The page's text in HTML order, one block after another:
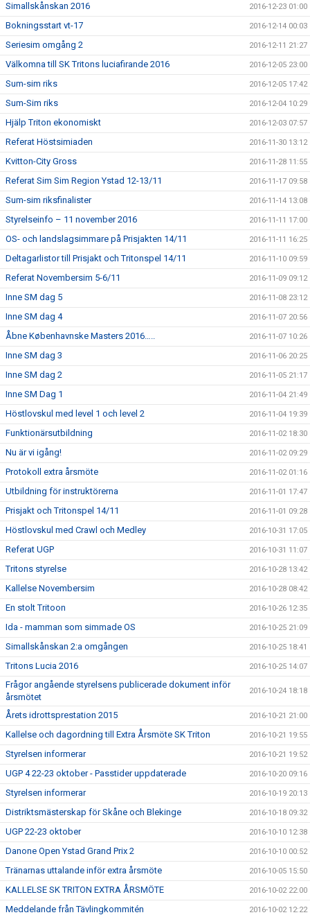
Simallskånskan 2016 2016-12-23 01:00
Bokningsstart vt-17 2016-12-14 00:03
Seriesim omgång 2 2016-12-11 21:27
Välkomna till SK Tritons luciafirande 2016 2016-12-05 23:00
Sum-sim riks 2016-12-05 17:42
Sum-Sim riks 2016-12-04 10:29
Hjälp Triton ekonomiskt 2016-12-03 07:57
Referat Höstsimiaden 2016-11-30 13:12
Kvitton-City Gross 2016-11-28 11:55
Referat Sim Sim Region Ystad 12-13/11 2016-11-17 09:58
Sum-sim riksfinalister 2016-11-14 13:08
Styrelseinfo – 11 november 2016 2016-11-11 17:00
OS- och landslagsimmare på Prisjakten 14/11 2016-11-11 16:25
Deltagarlistor till Prisjakt och Tritonspel 14/11 2016-11-10 09:59
Referat Novembersim 5-6/11 2016-11-09 09:12
Inne SM dag 5 2016-11-08 23:12
Inne SM dag 4 2016-11-07 20:56
Åbne Københavnske Masters 2016….. 2016-11-07 10:26
Inne SM dag 3 2016-11-06 20:25
Inne SM dag 2 2016-11-05 21:17
Inne SM Dag 1 2016-11-04 21:49
Höstlovskul med level 1 och level 2 2016-11-04 19:39
Funktionärsutbildning 2016-11-02 18:30
Nu är vi igång! 2016-11-02 09:29
Protokoll extra årsmöte 2016-11-02 01:16
Utbildning för instruktörerna 2016-11-01 17:47
Prisjakt och Tritonspel 14/11 2016-11-01 09:28
Höstlovskul med Crawl och Medley 2016-10-31 17:05
Referat UGP 2016-10-31 11:07
Tritons styrelse 2016-10-28 13:42
Kallelse Novembersim 2016-10-28 08:42
En stolt Tritoon 2016-10-26 12:35
Ida - mamman som simmade OS 2016-10-25 21:09
Simallskånskan 2:a omgången 2016-10-25 18:41
Tritons Lucia 2016 2016-10-25 14:07
Frågor angående styrelsens publicerade dokument inför
årsmötet
2016-10-24 18:18
Årets idrottsprestation 2015 2016-10-21 21:00
Kallelse och dagordning till Extra Årsmöte SK Triton 2016-10-21 19:55
Styrelsen informerar 2016-10-21 19:52
UGP 4 22-23 oktober - Passtider uppdaterade 2016-10-20 09:16
Styrelsen informerar 2016-10-19 20:13
Distriktsmästerskap för Skåne och Blekinge 2016-10-18 09:32
UGP 22-23 oktober 2016-10-10 12:38
Danone Open Ystad Grand Prix 2 2016-10-10 00:52
Tränarnas uttalande inför extra årsmöte 2016-10-05 15:50
KALLELSE SK TRITON EXTRA ÅRSMÖTE 2016-10-02 22:00
Meddelande från Tävlingkommitén 2016-10-02 12:22